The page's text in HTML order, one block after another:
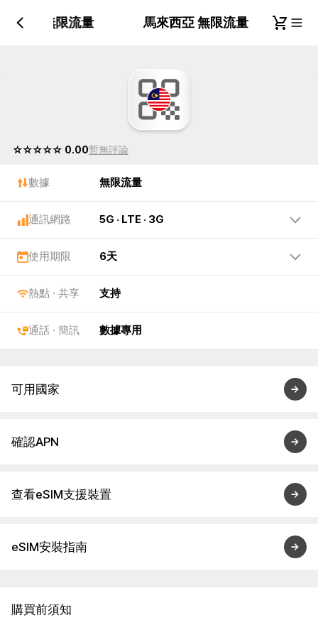
西亞 無限流量 馬來西亞 無限流量
☆☆☆☆☆ 0.00暫無評論
數據 無限流量
通訊網路 5G · LTE · 3G
使用期限 6天
熱點 · 共享 支持
通話 · 簡訊 數據專用
可用國家
確認APN
查看eSIM支援裝置
eSIM安裝指南
購買前須知